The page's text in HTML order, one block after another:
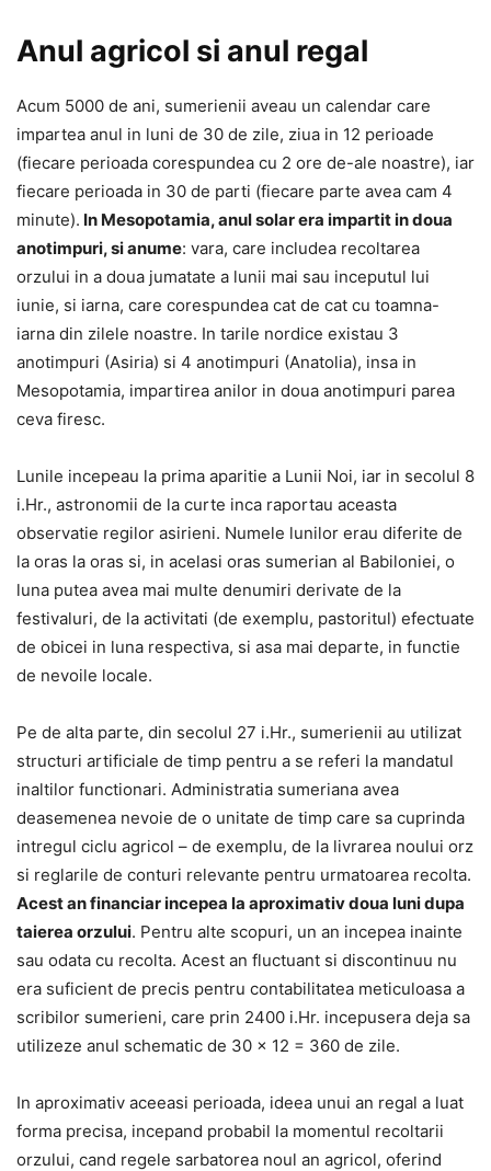
Anul agricol si anul regal
Acum 5000 de ani, sumerienii aveau un calendar care
impartea anul in luni de 30 de zile, ziua in 12 perioade
(fiecare perioada corespundea cu 2 ore de-ale noastre), iar
fiecare perioada in 30 de parti (fiecare parte avea cam 4
minute). In Mesopotamia, anul solar era impartit in doua
anotimpuri, si anume: vara, care includea recoltarea
orzului in a doua jumatate a lunii mai sau inceputul lui
iunie, si iarna, care corespundea cat de cat cu toamna-
iarna din zilele noastre. In tarile nordice existau 3
anotimpuri (Asiria) si 4 anotimpuri (Anatolia), insa in
Mesopotamia, impartirea anilor in doua anotimpuri parea
ceva firesc.
Lunile incepeau la prima aparitie a Lunii Noi, iar in secolul 8
i.Hr., astronomii de la curte inca raportau aceasta
observatie regilor asirieni. Numele lunilor erau diferite de
la oras la oras si, in acelasi oras sumerian al Babiloniei, o
luna putea avea mai multe denumiri derivate de la
festivaluri, de la activitati (de exemplu, pastoritul) efectuate
de obicei in luna respectiva, si asa mai departe, in functie
de nevoile locale.
Pe de alta parte, din secolul 27 i.Hr., sumerienii au utilizat
structuri artificiale de timp pentru a se referi la mandatul
inaltilor functionari. Administratia sumeriana avea
deasemenea nevoie de o unitate de timp care sa cuprinda
intregul ciclu agricol – de exemplu, de la livrarea noului orz
si reglarile de conturi relevante pentru urmatoarea recolta.
Acest an financiar incepea la aproximativ doua luni dupa
taierea orzului. Pentru alte scopuri, un an incepea inainte
sau odata cu recolta. Acest an fluctuant si discontinuu nu
era suficient de precis pentru contabilitatea meticuloasa a
scribilor sumerieni, care prin 2400 i.Hr. incepusera deja sa
utilizeze anul schematic de 30 x 12 = 360 de zile.
In aproximativ aceeasi perioada, ideea unui an regal a luat
forma precisa, incepand probabil la momentul recoltarii
orzului, cand regele sarbatorea noul an agricol, oferind